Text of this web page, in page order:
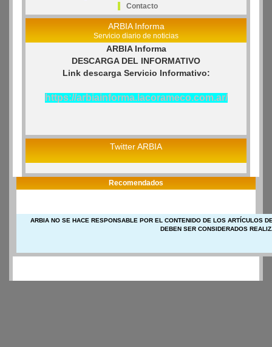
Contacto
ARBIA Informa
Servicio diario de noticias
ARBIA Informa
DESCARGA DEL INFORMATIVO
Link descarga Servicio Informativo:
https://arbiainforma.lacorameco.com.ar/
Twitter ARBIA
Recomendados
ARBIA NO SE HACE RESPONSABLE POR EL CONTENIDO DE LOS ARTÍCULOS
DEBEN SER CONSIDERADOS